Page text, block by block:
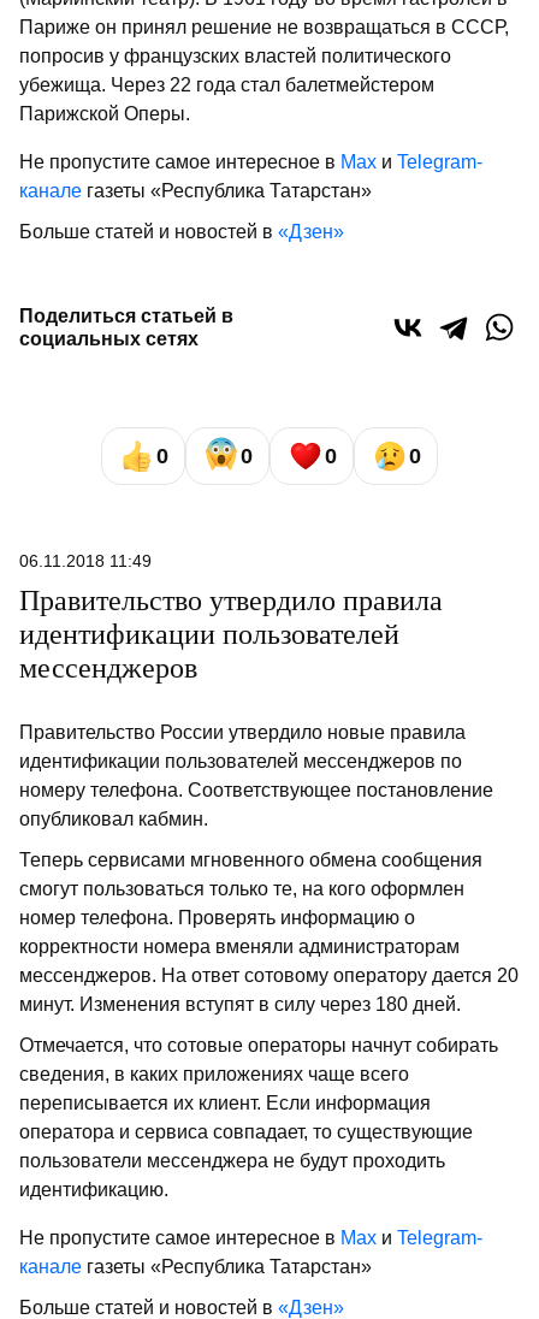
Париже он принял решение не возвращаться в СССР,
попросив у французских властей политического
убежища. Через 22 года стал балетмейстером
Парижской Оперы.
Не пропустите самое интересное в Max и Telegram-
канале газеты «Республика Татарстан»
Больше статей и новостей в «Дзен»
Поделиться статьей в
социальных сетях
0 0 0 0
06.11.2018 11:49
Правительство утвердило правила
идентификации пользователей
мессенджеров
Правительство России утвердило новые правила
идентификации пользователей мессенджеров по
номеру телефона. Соответствующее постановление
опубликовал кабмин.
Теперь сервисами мгновенного обмена сообщения
смогут пользоваться только те, на кого оформлен
номер телефона. Проверять информацию о
корректности номера вменяли администраторам
мессенджеров. На ответ сотовому оператору дается 20
минут. Изменения вступят в силу через 180 дней.
Отмечается, что сотовые операторы начнут собирать
сведения, в каких приложениях чаще всего
переписывается их клиент. Если информация
оператора и сервиса совпадает, то существующие
пользователи мессенджера не будут проходить
идентификацию.
Не пропустите самое интересное в Max и Telegram-
канале газеты «Республика Татарстан»
Больше статей и новостей в «Дзен»